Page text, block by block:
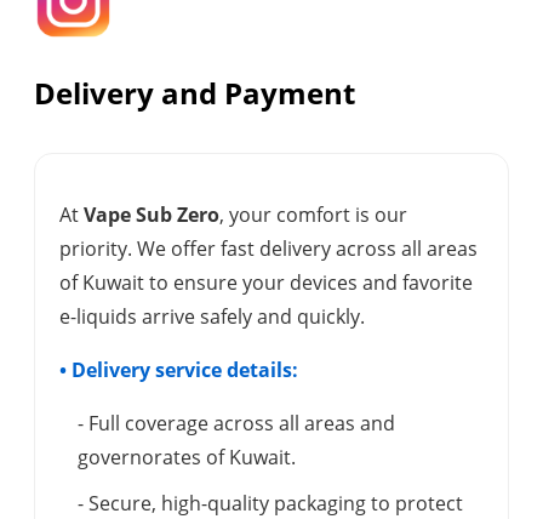
Delivery and Payment
AtVape Sub Zero, your comfort is our
priority. We offer fast delivery across all areas
of Kuwait to ensure your devices and favorite
e-liquids arrive safely and quickly.
• Delivery service details:
- Full coverage across all areas and
governorates of Kuwait.
- Secure, high-quality packaging to protect